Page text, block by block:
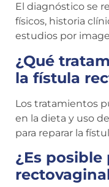
El diagnóstico se
físicos, historia
estudios por
¿Qué
la fístula
Los tratamientos
en la dieta y uso
para reparar la
¿Es